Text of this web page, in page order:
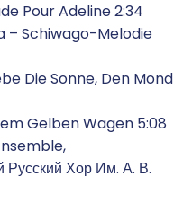
Pour Adeline 2:34
– Schiwago-Melodie
Die Sonne, Den Mond
Gelben Wagen 5:08
Русский Хор Им. А. В.